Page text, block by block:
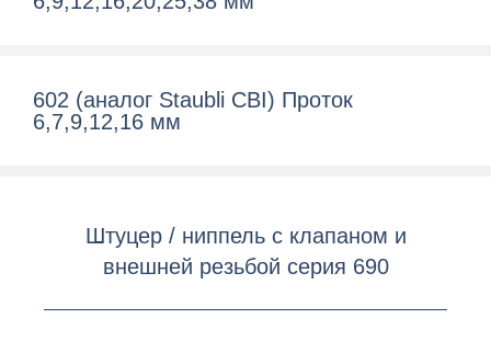
602 (аналог Staubli CBI) Проток
6,7,9,12,16 мм
Штуцер / ниппель с клапаном и
внешней резьбой серия 690